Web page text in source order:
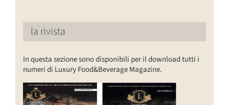
la rivista
In questa sezione sono disponibili per il download tutti i
numeri di Luxury Food&Beverage Magazine.